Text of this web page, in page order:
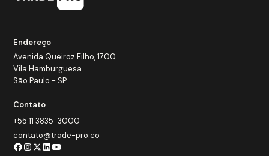
Endereço
Avenida Queiroz Filho, 1700
Vila Hamburguesa
São Paulo - SP
Contato
+55 11 3835-3000
contato@trade-pro.co